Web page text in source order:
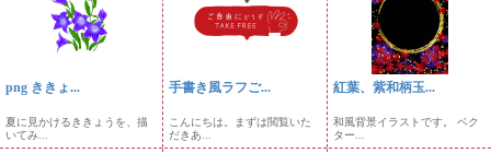
png ききょ...
夏に見かけるききょうを、描
いてみ...
手書き風ラフご...
こんにちは。まずは閲覧いた
だきあ...
紅葉、紫和柄玉...
和風背景イラストです。 ベク
ター...